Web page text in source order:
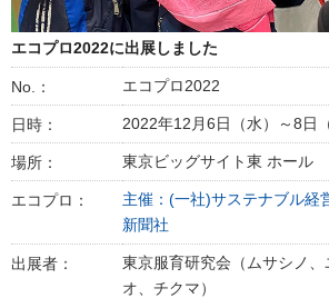
エコプロ2022に出展しました
No.： エコプロ2022
日時： 2022年12月6日（水）～8日（
場所： 東京ビッグサイト東 ホール
エコプロ：
主催：(一社)サステナブル経
新聞社
出展者：
東京服育研究会（ムサシノ
オ、チクマ）